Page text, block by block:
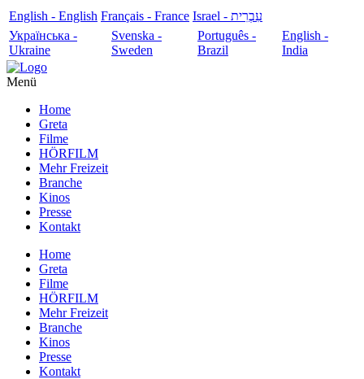
English - English Français - France
עִבְרִית - Israel
Українська -
Ukraine
Svenska -
Sweden
Português -
Brazil
English -
India
Menü
Home
Greta
Filme
HÖRFILM
Mehr Freizeit
Branche
Kinos
Presse
Kontakt
Home
Greta
Filme
HÖRFILM
Mehr Freizeit
Branche
Kinos
Presse
Kontakt